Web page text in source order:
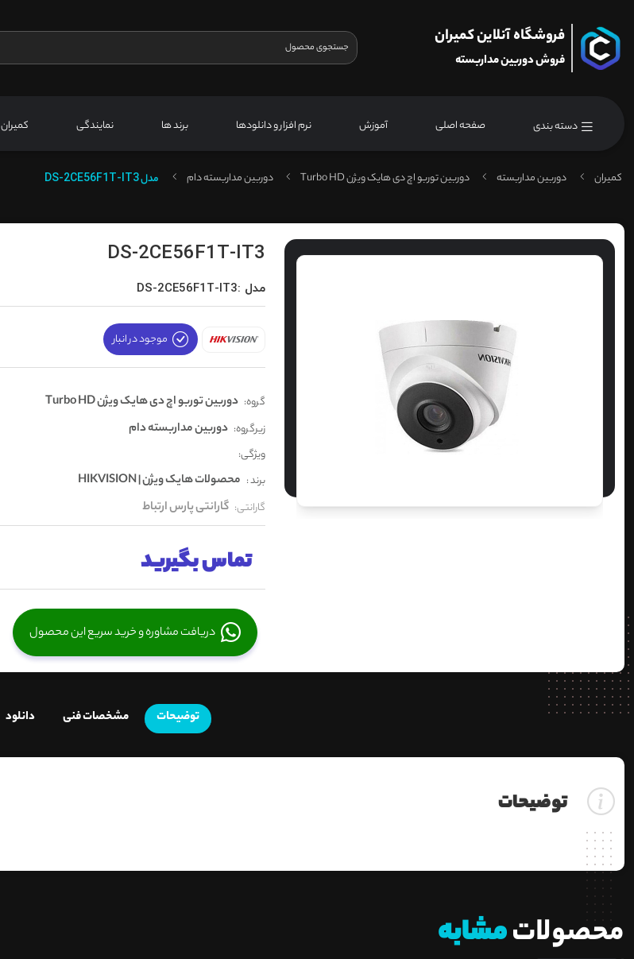
فروشگاه آنلاین کمیران
فروش دوربین مداربسته
دسته بندی صفحه اصلی آموزش نرم افزار و دانلودها برند ها نمایندگی کمیران
کمیران دوربین مداربسته دوربین توربو اچ دی هایک ویژن Turbo HD دوربین مداربسته دام مدلDS-2CE56F1T-IT3
DS-2CE56F1T-IT3
مدل :DS-2CE56F1T-IT3
موجود در انبار
گروه: دوربین توربو اچ دی هایک ویژن Turbo HD
زیرگروه: دوربین مداربسته دام
ویژگی:
برند : محصولات هایک ویژن | HIKVISION
گارانتی: گارانتی پارس ارتباط
تماس بگیرید
دریافت مشاوره و خرید سریع این محصول
توضیحات مشخصات فنی دانلود
توضیحات
محصولاتمشابه